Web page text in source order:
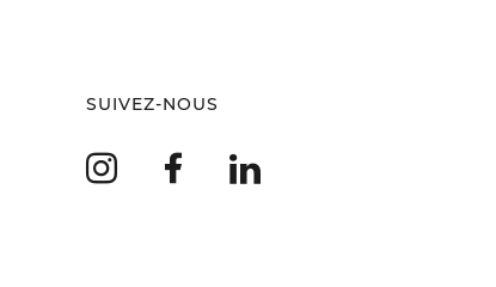
SUIVEZ-NOUS
InstagramFacebook
LinkedIn